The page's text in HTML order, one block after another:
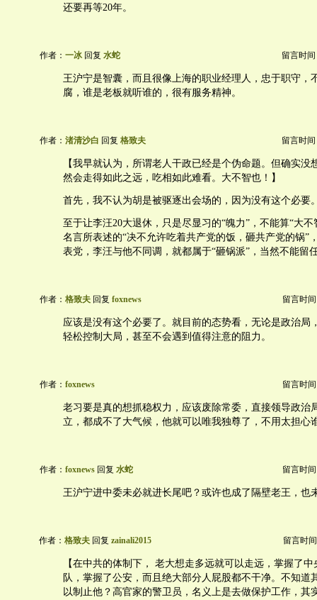
还要再等20年。
作者： 一冰 回复 水蛇 留言时间
王沪宁是智囊，而且很像上海的职业经理人，忠于职守，
腐，谁是老板就听谁的，很有服务精神。
作者： 渚清沙白 回复 格致夫 留言时间
【我早就认为，所谓老人干政已经是个伪命题。但确实没
然会走得如此之远，吃相如此难看。大不智也！】
首先，我不认为胡是被驱逐出会场的，因为没有这个必要
至于让李汪20大退休，只是尽显习的“魄力”，不能算“大
名言所表述的“决不允许吃着共产党的饭，砸共产党的锅”
表党，李汪与他不同调，就都属于“砸锅派”，当然不能留
作者： 格致夫 回复 foxnews 留言时间
应该是没有这个必要了。就目前的态势看，无论是政治局
轻松控制大局，甚至不会遇到值得注意的阻力。
作者： foxnews 留言时间
老习要是真的想抓稳权力，应该废除常委，直接领导政治
立，都成不了大气候，他就可以唯我独尊了，不用太担心
作者： foxnews 回复 水蛇 留言时间
王沪宁进中委未必就进长尾吧？或许也成了隔壁老王，也
作者： 格致夫 回复 zainali2015 留言时
【在中共的体制下， 老大想走多远就可以走远，掌握了
队，掌握了公安，而且绝大部分人屁股都不干净。不知道
以制止他？高官家的警卫员，名义上是去做保护工作，其